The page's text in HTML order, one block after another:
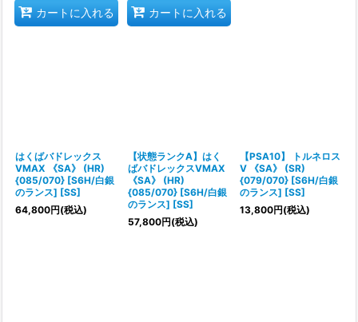
カートに入れる カートに入れる
はくばバドレックス
VMAX 《SA》 (HR)
{085/070} [S6H/白銀
のランス] [SS]
64,800円(税込)
【状態ランクA】はく
ばバドレックスVMAX
《SA》 (HR)
{085/070} [S6H/白銀
のランス] [SS]
57,800円(税込)
【PSA10】 トルネロス
V 《SA》 (SR)
{079/070} [S6H/白銀
のランス] [SS]
13,800円(税込)